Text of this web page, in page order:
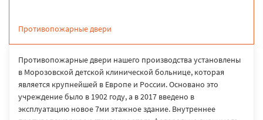
Противопожарные двери
Противопожарные двери нашего производства установлены
в Морозовской детской клинической больнице, которая
является крупнейшей в Европе и России. Основано это
учреждение было в 1902 году, а в 2017 введено в
эксплуатацию новое 7ми этажное здание. Внутреннее